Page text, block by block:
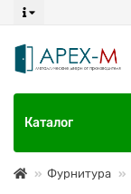
Каталог
Фурнитура